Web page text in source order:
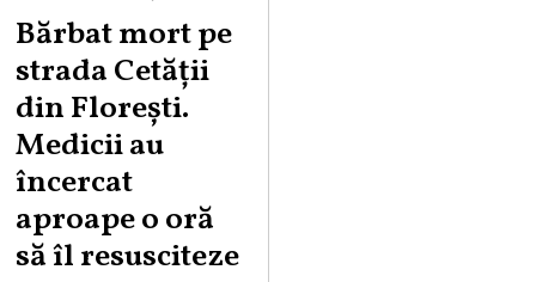
Bărbat mort pe
strada Cetății
din Florești.
Medicii au
încercat
aproape o oră
să îl resusciteze